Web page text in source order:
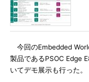
今回のEmbedded
製品であるPSOC Edge
いてデモ展示も行った。